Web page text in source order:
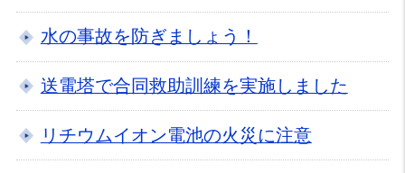
水の事故を防ぎましょう！
送電塔で合同救助訓練を実施しました
リチウムイオン電池の火災に注意